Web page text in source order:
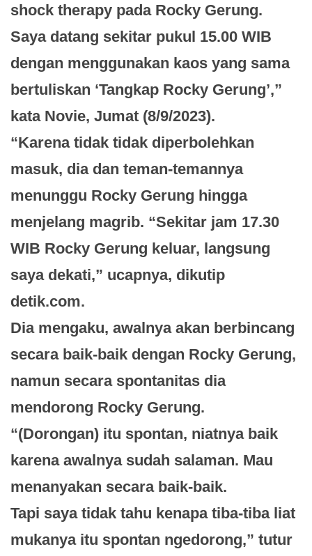
shock therapy pada Rocky Gerung.
Saya datang sekitar pukul 15.00 WIB
dengan menggunakan kaos yang sama
bertuliskan ‘Tangkap Rocky Gerung’,”
kata Novie, Jumat (8/9/2023).
“Karena tidak tidak diperbolehkan
masuk, dia dan teman-temannya
menunggu Rocky Gerung hingga
menjelang magrib. “Sekitar jam 17.30
WIB Rocky Gerung keluar, langsung
saya dekati,” ucapnya, dikutip
detik.com.
Dia mengaku, awalnya akan berbincang
secara baik-baik dengan Rocky Gerung,
namun secara spontanitas dia
mendorong Rocky Gerung.
“(Dorongan) itu spontan, niatnya baik
karena awalnya sudah salaman. Mau
menanyakan secara baik-baik.
Tapi saya tidak tahu kenapa tiba-tiba liat
mukanya itu spontan ngedorong,” tutur